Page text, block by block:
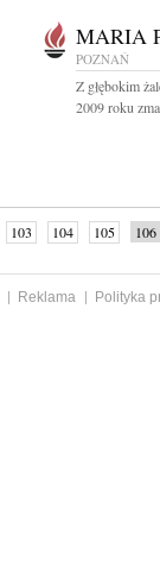
MARIA
POZNAŃ
Z głębokim
2009 roku
103 104 105 106
Reklama
Polityka